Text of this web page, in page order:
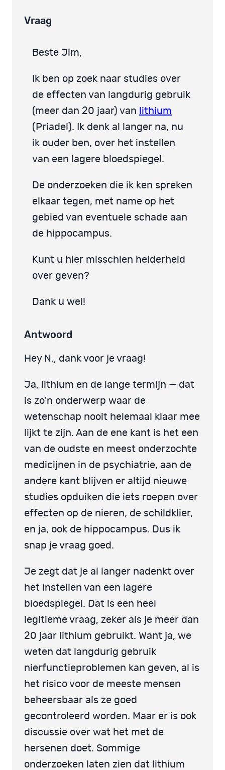
Vraag
Beste Jim,
Ik ben op zoek naar studies over
de effecten van langdurig gebruik
(meer dan 20 jaar) van lithium
(Priadel). Ik denk al langer na, nu
ik ouder ben, over het instellen
van een lagere bloedspiegel.
De onderzoeken die ik ken spreken
elkaar tegen, met name op het
gebied van eventuele schade aan
de hippocampus.
Kunt u hier misschien helderheid
over geven?
Dank u wel!
Antwoord
Hey N., dank voor je vraag!
Ja, lithium en de lange termijn — dat
is zo’n onderwerp waar de
wetenschap nooit helemaal klaar mee
lijkt te zijn. Aan de ene kant is het een
van de oudste en meest onderzochte
medicijnen in de psychiatrie, aan de
andere kant blijven er altijd nieuwe
studies opduiken die iets roepen over
effecten op de nieren, de schildklier,
en ja, ook de hippocampus. Dus ik
snap je vraag goed.
Je zegt dat je al langer nadenkt over
het instellen van een lagere
bloedspiegel. Dat is een heel
legitieme vraag, zeker als je meer dan
20 jaar lithium gebruikt. Want ja, we
weten dat langdurig gebruik
nierfunctieproblemen kan geven, al is
het risico voor de meeste mensen
beheersbaar als ze goed
gecontroleerd worden. Maar er is ook
discussie over wat het met de
hersenen doet. Sommige
onderzoeken laten zien dat lithium